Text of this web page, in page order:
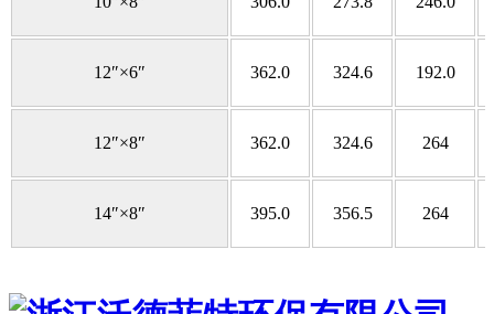
12″×6″ 362.0 324.6 192.0
12″×8″ 362.0 324.6 264
14″×8″ 395.0 356.5 264